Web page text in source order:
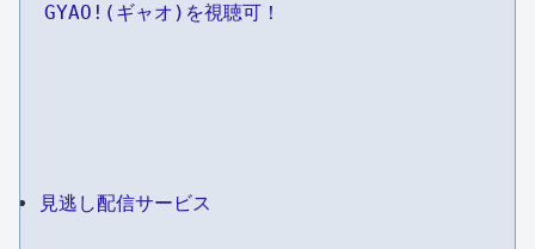
GYAO!(ギャオ)を視聴可！
見逃し配信サービス